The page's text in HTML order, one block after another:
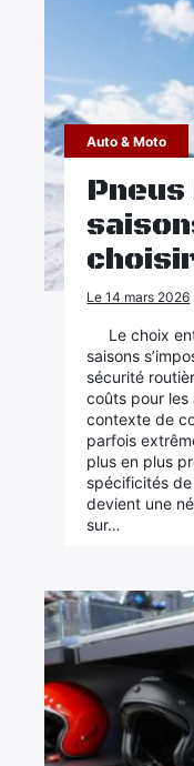
Auto & Moto
Le 14 mars 2026
Le choix
saisons
sécurité
coûts pour les
contexte de
parfois
plus en plus
spécificités
devient une
sur…